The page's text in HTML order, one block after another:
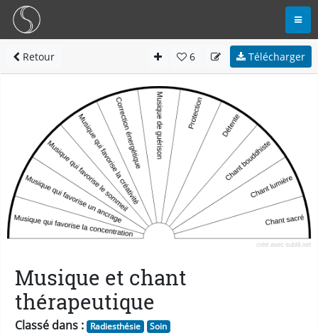
Retour 6 Télécharger
Musique et chant
thérapeutique
Classé dans : Radiesthésie Soin